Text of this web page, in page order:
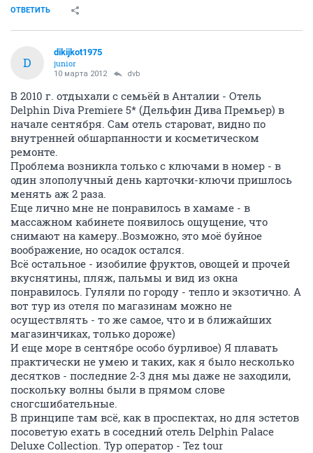
ОТВЕТИТЬ
D
dikijkot1975
junior
10 марта 2012 dvb
В 2010 г. отдыхали с семьёй в Анталии - Отель
Delphin Diva Premiere 5* (Дельфин Дива Премьер) в
начале сентября. Сам отель староват, видно по
внутренней обшарпанности и косметическом
ремонте.
Проблема возникла только с ключами в номер - в
один злополучный день карточки-ключи пришлось
менять аж 2 раза.
Еще лично мне не понравилось в хамаме - в
массажном кабинете появилось ощущение, что
снимают на камеру..Возможно, это моё буйное
воображение, но осадок остался.
Всё остальное - изобилие фруктов, овощей и прочей
вкуснятины, пляж, пальмы и вид из окна
понравилось. Гуляли по городу - тепло и экзотично. А
вот тур из отеля по магазинам можно не
осуществлять - то же самое, что и в ближайших
магазинчиках, только дороже)
И еще море в сентябре особо бурливое) Я плавать
практически не умею и таких, как я было несколько
десятков - последние 2-3 дня мы даже не заходили,
поскольку волны были в прямом слове
сногсшибательные.
В принципе там всё, как в проспектах, но для эстетов
посоветую ехать в соседний отель Delphin Palace
Deluxe Collection. Тур оператор - Tez tour